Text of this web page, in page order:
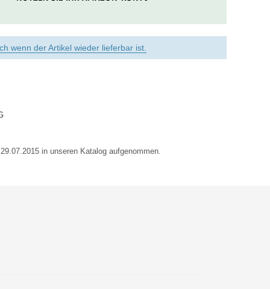
wenn der Artikel wieder lieferbar ist.
in unseren Katalog aufgenommen.